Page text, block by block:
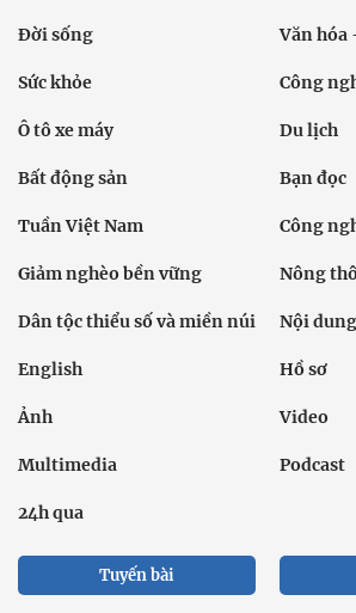
Đời sống Văn
Sức khỏe Công
Ô tô xe máy Du lịch
Bất động sản Bạn đọc
Tuần Việt Nam Công
Giảm nghèo bền vững Nông
Dân tộc thiểu số và miền núi Nội
English Hồ sơ
Ảnh Video
Multimedia Podcast
24h qua
Tuyến bài